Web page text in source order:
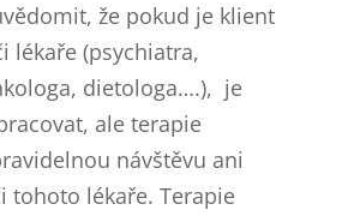
že pokud je klient
lékaře (psychiatra,
dietologa….), je
ale terapie
návštěvu ani
tohoto lékaře. Terapie